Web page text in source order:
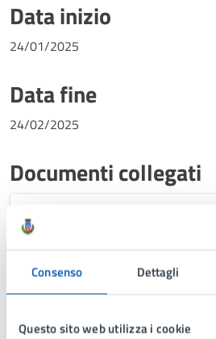
Consenso Dettagli
Questo sito web utilizza i cookie
Data inizio
24/01/2025
Data fine
24/02/2025
Documenti collegati
Regolamento per la
Allegati
EI TOWERS - 1 plan opere